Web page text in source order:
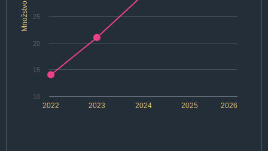
Množstvo
2022 2024 2026
2023 2025
10
15
20
25